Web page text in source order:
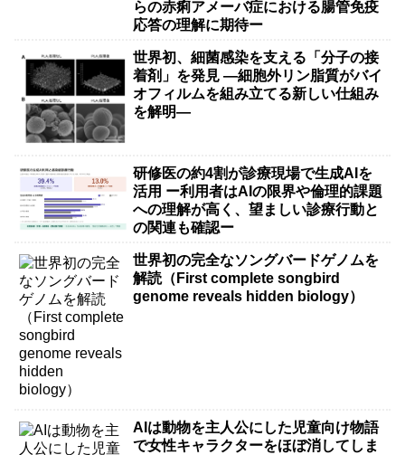
らの赤痢アメーバ症における腸管免疫
応答の理解に期待ー
世界初、細菌感染を支える「分子の接
着剤」を発見 ―細胞外リン脂質がバイ
オフィルムを組み立てる新しい仕組み
を解明―
研修医の約4割が診療現場で生成AIを
活用 ー利用者はAIの限界や倫理的課題
への理解が高く、望ましい診療行動と
の関連も確認ー
世界初の完全なソングバードゲノムを
解読（First complete songbird
genome reveals hidden biology）
AIは動物を主人公にした児童向け物語
で女性キャラクターをほぼ消してしま